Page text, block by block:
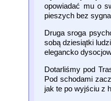
opowiadać mu o
pieszych bez
Druga sroga
sobą dziesiątki
elegancko
Dotarliśmy pod
Pod schodami
jak te po wyjściu z